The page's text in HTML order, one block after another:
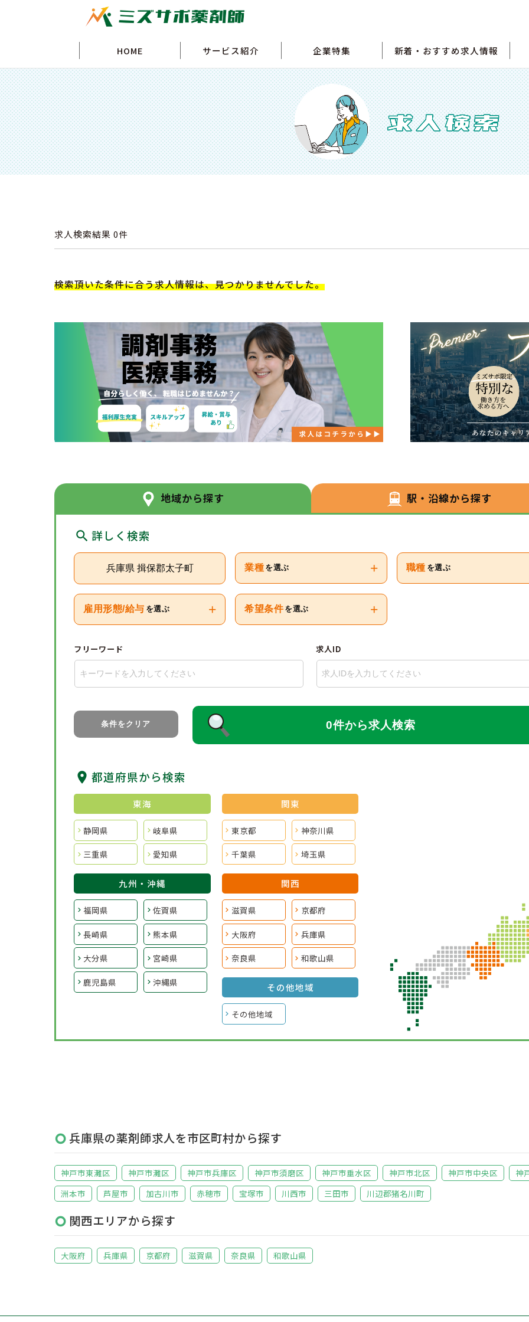
HOME サービス紹介 企業特集 新着・おすすめ求人情報
求人検索結果 0件
検索頂いた条件に合う求人情報は、見つかりませんでした。
地域から探す 駅・沿線から探す
詳しく検索
兵庫県 揖保郡太子町 業種 を選ぶ + 職種 を選ぶ
雇用形態/給与 を選ぶ + 希望条件 を選ぶ +
フリーワード 求人ID
条件をクリア 0件から求人検索
都道府県から検索
東海
静岡県 岐阜県
三重県 愛知県
関東
東京都 神奈川県
千葉県 埼玉県
九州・沖縄
福岡県 佐賀県
長崎県 熊本県
大分県 宮崎県
鹿児島県 沖縄県
関西
滋賀県 京都府
大阪府 兵庫県
奈良県 和歌山県
その他地域
その他地域
兵庫県の薬剤師求人を市区町村から探す
神戸市東灘区 神戸市灘区 神戸市兵庫区 神戸市須磨区 神戸市垂水区 神戸市北区 神戸市中央区
神
洲本市
芦屋市 加古川市 赤穂市 宝塚市 川西市 三田市 川辺郡猪名川町
関西エリアから探す
大阪府 兵庫県 京都府 滋賀県 奈良県 和歌山県